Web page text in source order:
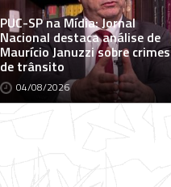
PUC-SP na Mídia: Jornal
Nacional destaca análise de
Maurício Januzzi sobre crimes
de trânsito
04/08/2026